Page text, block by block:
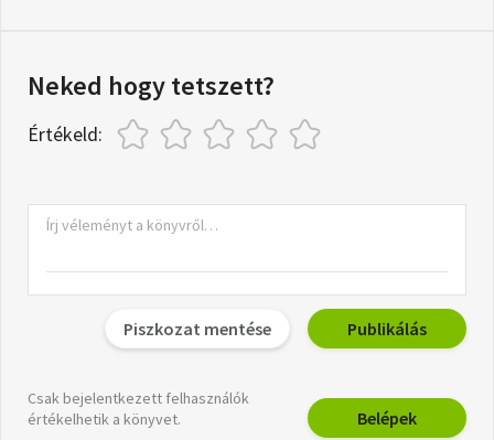
Neked hogy tetszett?
Értékeld:
Piszkozat mentése Publikálás
Csak bejelentkezett felhasználók
értékelhetik a könyvet.
Belépek